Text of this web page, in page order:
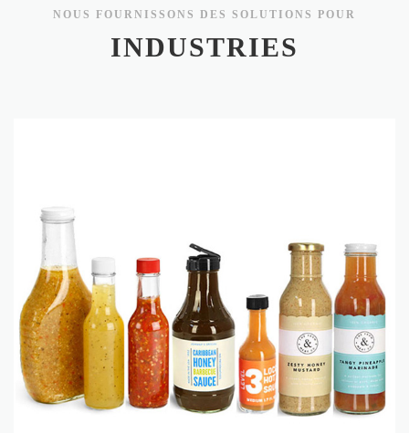
NOUS FOURNISSONS DES SOLUTIONS POUR
INDUSTRIES